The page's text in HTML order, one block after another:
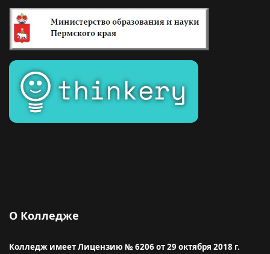
О Колледже
Колледж имеет Лицензию № 6206 от 29 октября 2018 г.